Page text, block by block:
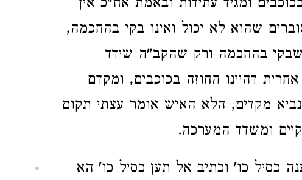
ומגיד עתידות ובאמת אח"כ אין
שהוא לא יכול ואינו בקי בהחכמה,
בהחכמה ורק שהקב"ה שידד
דהיינו החוזה בכוכבים, ומקדם
מקדים, הלא האיש אומר עצתי תקום
ומשדד המערכה.
כסיל כו' וכתיב אל תען כסיל כו' הא